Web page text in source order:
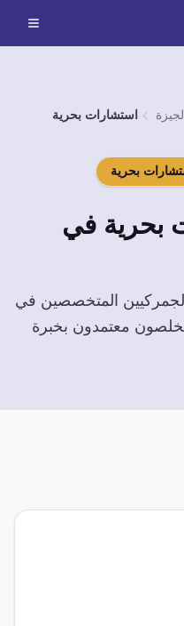
الجيزة استشارات بحرية
بحرية
بحرية في
المتخصصين في
معتمدون بخبرة